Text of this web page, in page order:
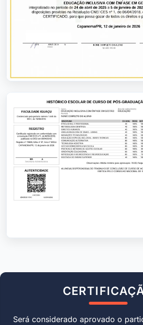
Será considerado aprovado o